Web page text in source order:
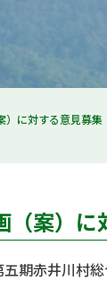
）に対する意見募
案）
期赤井川村